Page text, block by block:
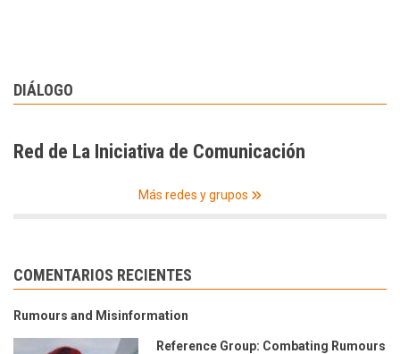
DIÁLOGO
Red de La Iniciativa de Comunicación
Más redes y grupos
COMENTARIOS RECIENTES
Rumours and Misinformation
Reference Group: Combating Rumours